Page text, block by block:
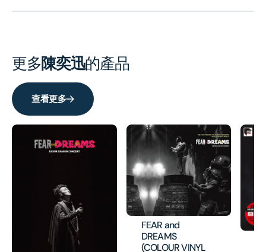
更多陳奕迅的產品
查看更多
FEAR and
DREAMS
(COLOUR VINYL